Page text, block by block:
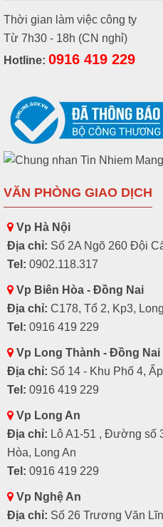
Thời gian làm việc công ty
Từ 7h30 - 18h (CN nghỉ)
Hotline: 0916 419 229
VĂN PHÒNG GIAO DỊCH
Vp Hà Nội
Địa chỉ: Số 2A Ngõ 260 Đội
Tel: 0902.118.317
Vp Biên Hòa - Đồng Nai
Địa chỉ: C178, Tổ 2, Kp3,
Tel: 0916 419 229
Vp Long Thành - Đồng Nai
Địa chỉ: Số 14 - Khu Phố 4,
Tel: 0916 419 229
Vp Long An
Địa chỉ: Lô A1-51 , Đường số
Hòa, Long An
Tel: 0916 419 229
Vp Nghệ An
Địa chỉ: Số 26 Trương Văn